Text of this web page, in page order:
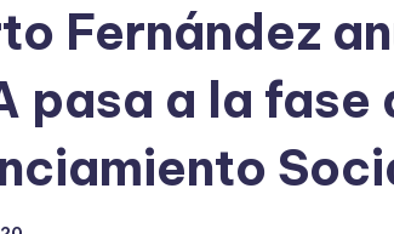
Fernández
pasa a la fase